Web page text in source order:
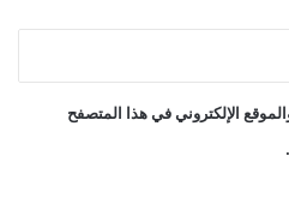
الإلكتروني في هذا المتصفح